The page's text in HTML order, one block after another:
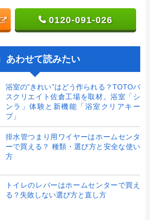
0120-091-026
あわせて読みたい
浴室の”きれい”はどう作られる？TOTOバ
スクリエイト佐倉工場を取材。浴室「シ
ンラ」体験と新機能「浴室クリアキー
プ」
排水管つまり用ワイヤーはホームセンタ
ーで買える？ 種類・選び方と安全な使い
方
トイレのレバーはホームセンターで買え
る？失敗しない選び方と直し方